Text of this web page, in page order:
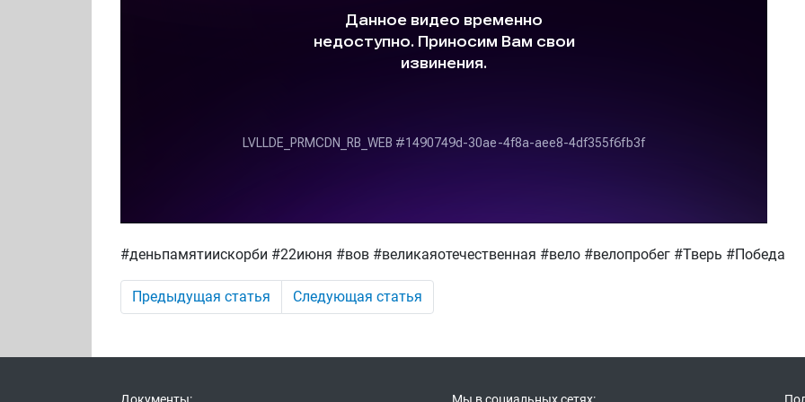
#деньпамятиискорби #22июня #вов #великаяотечественная #вело #велопробег #Тверь #Победа
Предыдущая статья Следующая статья